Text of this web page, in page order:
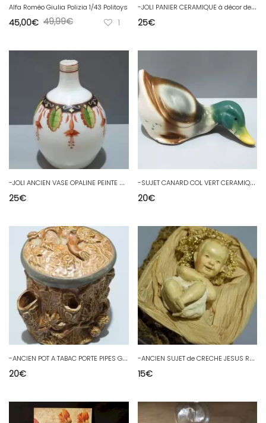
Alfa Roméo Giulia Polizia 1/43 Politoys
49,99€
45,00€ 1
-
JOLI PANIER CERAMIQUE à décor de grappes et feuilles de Raisin signé Y D
25€
-
JOLI ANCIEN VASE OPALINE PEINTE CHARLES X décor feuilles & Fleurs Fuchsia? D
25€
-
SUJET CANARD COL VERT CERAMIQUE objet déco Collection Vitrine XXe D
20€
-
ANCIEN POT A TABAC PORTE PIPES GRES de BEAUVAIS BEAUVAISI et ETAIN D
20€
-
ANCIEN SUJET de CRECHE JESUS RESINE & VETEMENTS TISSU RIGIDE Collection D
15€